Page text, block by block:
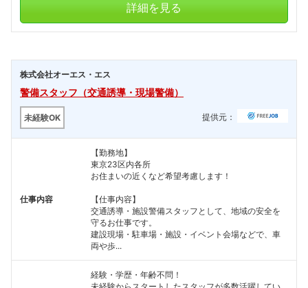
詳細を見る
株式会社オーエス・エス
警備スタッフ（交通誘導・現場警備）
未経験OK 提供元：
仕事内容
【勤務地】
東京23区内各所
お住まいの近くなど希望考慮します！
【仕事内容】
交通誘導・施設警備スタッフとして、地域の安全を
守るお仕事です。
建設現場・駐車場・施設・イベント会場などで、車
両や歩...
経験・学歴・年齢不問！